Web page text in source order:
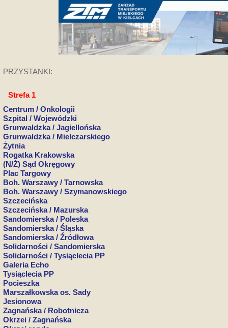
PRZYSTANKI:
Strefa 1
Centrum / Onkologii
Szpital / Wojewódzki
Grunwaldzka / Jagiellońska
Grunwaldzka / Mielczarskiego
Żytnia
Rogatka Krakowska
(N/Ż) Sąd Okręgowy
Plac Targowy
Boh. Warszawy / Tarnowska
Boh. Warszawy / Szymanowskiego
Szczecińska
Szczecińska / Mazurska
Sandomierska / Poleska
Sandomierska / Śląska
Sandomierska / Źródłowa
Solidarności / Sandomierska
Solidarności / Tysiąclecia PP
Galeria Echo
Tysiąclecia PP
Pocieszka
Marszałkowska os. Sady
Jesionowa
Zagnańska / Robotnicza
Okrzei / Zagnańska